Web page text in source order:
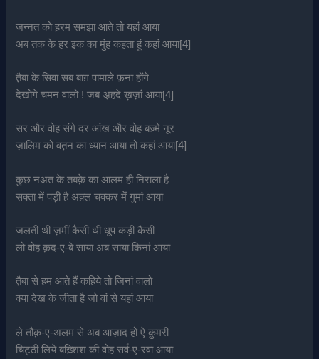
जन्नत को ह़रम समझा आते तो यहां आया
अब तक के हर इक का मुंह कहता हूं कहां आया[4]
त़ैबा के सिवा सब बाग़ पामाले फ़ना होंगे
देखोगे चमन वालो ! जब अ़हदे ख़ज़ां आया[4]
सर और वोह संगे दर आंख और वोह बज़्मे नूर
ज़ालिम को वत़न का ध्यान आया तो कहां आया[4]
कुछ नअत के तबक़े का आलम ही निराला है
सक्ता में पड़ी है अक़्ल चक्कर में गुमां आया
जलती थी ज़मीं कैसी थी धूप कड़ी कैसी
लो वोह क़द-ए-बे साया अब साया किनां आया
त़ैबा से हम आते हैं कहिये तो जिनां वालो
क्या देख के जीता है जो वां से यहां आया
ले तौक़-ए-अलम से अब आज़ाद हो ऐ क़ुमरी
चिट्ठी लिये बख़्शिश की वोह सर्व-ए-रवां आया